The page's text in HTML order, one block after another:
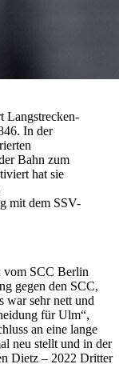
Langstrecken-
In der
Bahn zum
hat sie
mit dem SSV-
vom SCC Berlin
gegen den SCC,
war sehr nett und
für Ulm“,
an eine lange
neu stellt und in der
Dietz – 2022 Dritter